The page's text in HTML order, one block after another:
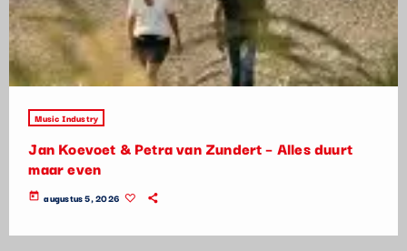
Music Industry
Jan Koevoet & Petra van Zundert – Alles duurt
maar even
today augustus 5, 2026